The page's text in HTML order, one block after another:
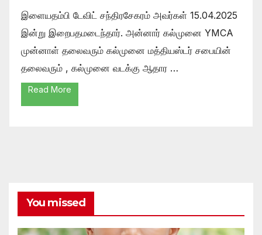
இளையதம்பி டேவிட் சந்திரசேகரம் அவர்கள் 15.04.2025
இன்று இறைபதமடைந்தார். அன்னார் கல்முனை YMCA
முன்னாள் தலைவரும் கல்முனை மத்தியஸ்டர் சபையின்
தலைவரும் , கல்முனை வடக்கு ஆதார …
Read More
You missed